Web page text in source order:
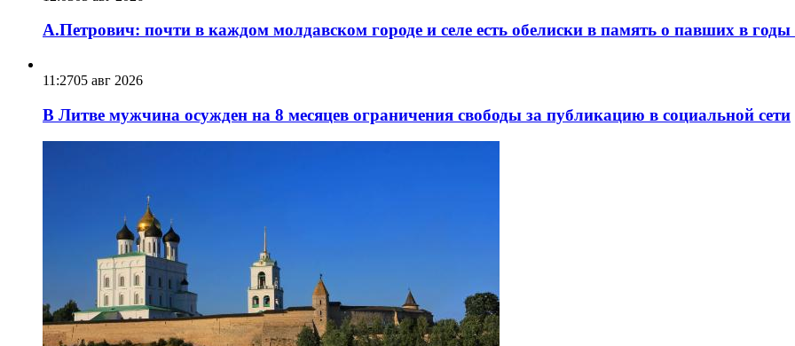
А.Петрович: почти в каждом молдавском городе и селе есть обелиски в память о павших в
11:2705 авг 2026
В Литве мужчина осужден на 8 месяцев ограничения свободы за публикацию в социальной сети